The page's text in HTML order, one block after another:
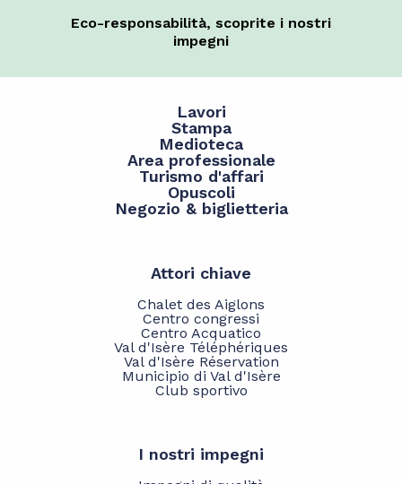
Eco-responsabilità, scoprite i nostri
impegni
Lavori
Stampa
Medioteca
Area professionale
Turismo d'affari
Opuscoli
Negozio & biglietteria
Attori chiave
Chalet des Aiglons
Centro congressi
Centro Acquatico
Val d'Isère Téléphériques
Val d'Isère Réservation
Municipio di Val d'Isère
Club sportivo
I nostri impegni